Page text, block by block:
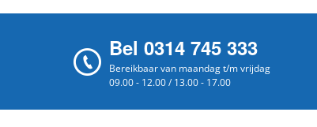
Bel 0314 745 333
Bereikbaar van maandag t/m vrijdag
09.00 - 12.00 / 13.00 - 17.00